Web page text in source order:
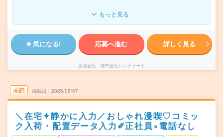
もっと見る
気になる! 応募へ進む 詳しく見る
派遣会社 株式会社レゾナゲート
未読 掲載日 2026/08/07
＼在宅✦静かに入力／おしゃれ漫喫♡コミッ
ク入荷・配置データ入力✐正社員×電話なし